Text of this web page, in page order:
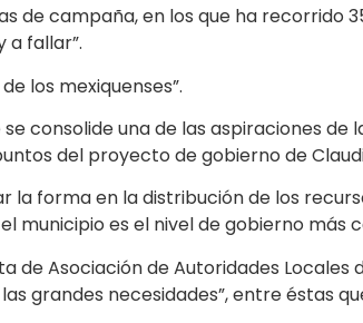
de campaña, en los que ha recorrido
a fallar”.
los mexiquenses”.
consolide una de las aspiraciones de
del proyecto de gobierno de
forma en la distribución de los
municipio es el nivel de gobierno más
Asociación de Autoridades Locales
grandes necesidades”, entre éstas